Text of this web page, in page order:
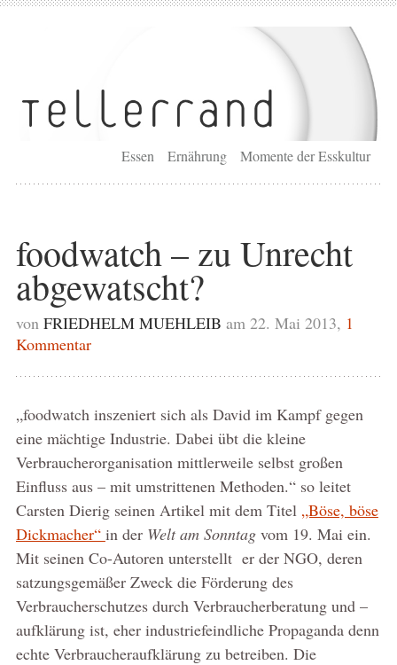
Essen Ernährung Momente der Esskultur
foodwatch – zu Unrecht
abgewatscht?
von FRIEDHELM MUEHLEIB am 22. Mai 2013, 1
Kommentar
„foodwatch inszeniert sich als David im Kampf gegen
eine mächtige Industrie. Dabei übt die kleine
Verbraucherorganisation mittlerweile selbst großen
Einfluss aus – mit umstrittenen Methoden.“ so leitet
Carsten Dierig seinen Artikel mit dem Titel „Böse, böse
Dickmacher“ in der Welt am Sonntagvom 19. Mai ein.
Mit seinen Co-Autoren unterstellt er der NGO, deren
satzungsgemäßer Zweck die Förderung des
Verbraucherschutzes durch Verbraucherberatung und –
aufklärung ist, eher industriefeindliche Propaganda denn
echte Verbraucheraufklärung zu betreiben. Die